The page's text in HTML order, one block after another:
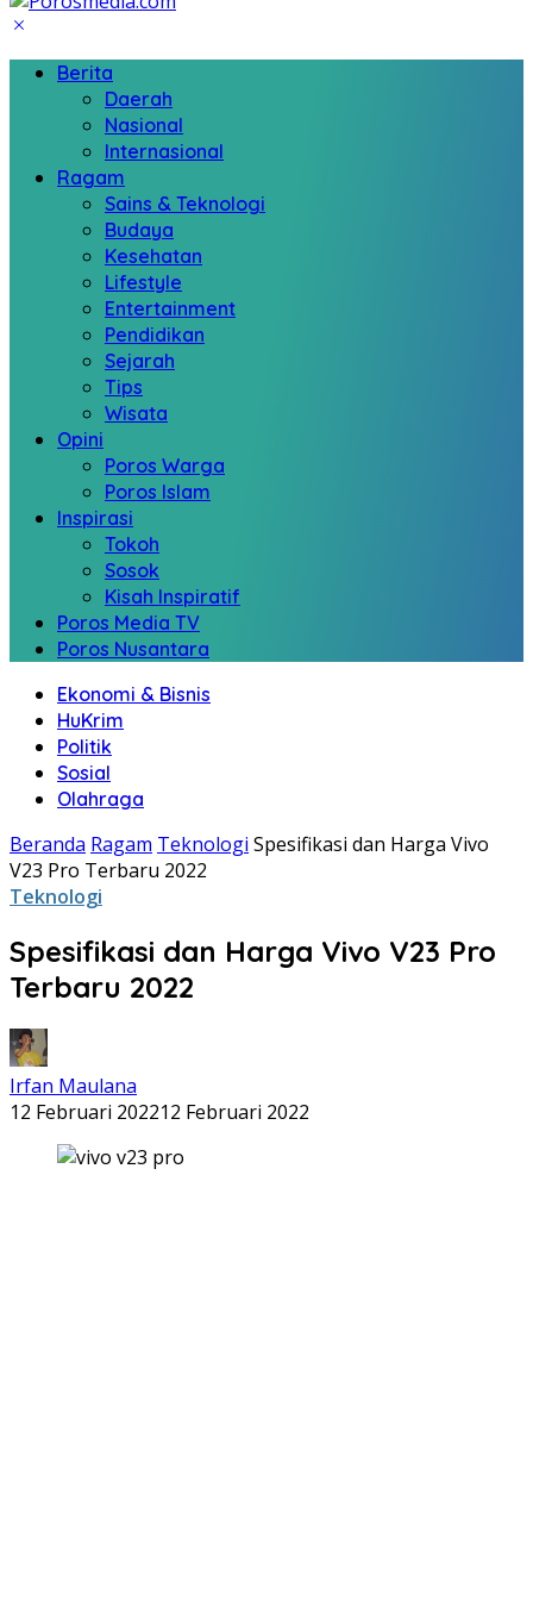
Berita
Daerah
Nasional
Internasional
Ragam
Sains & Teknologi
Budaya
Kesehatan
Lifestyle
Entertainment
Pendidikan
Sejarah
Tips
Wisata
Opini
Poros Warga
Poros Islam
Inspirasi
Tokoh
Sosok
Kisah Inspiratif
Poros Media TV
Poros Nusantara
Ekonomi & Bisnis
HuKrim
Politik
Sosial
Olahraga
Beranda Ragam Teknologi Spesifikasi dan Harga Vivo
V23 Pro Terbaru 2022
Teknologi
Spesifikasi dan Harga Vivo V23 Pro
Terbaru 2022
Irfan Maulana
12 Februari 202212 Februari 2022